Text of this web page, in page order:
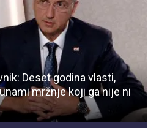
Deset godina vlasti,
mržnje koji ga nije ni